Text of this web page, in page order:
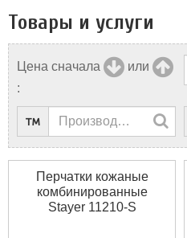
Товары и услуги
Цена сначала
или
:
Перчатки кожаные
комбинированные
Stayer 11210-S